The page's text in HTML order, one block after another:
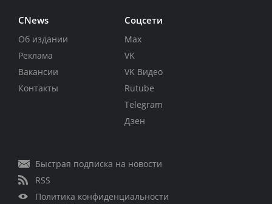
CNews
Об издании
Реклама
Вакансии
Контакты
Соцсети
Max
VK
VK Видео
Rutube
Telegram
Дзен
Быстрая подписка на новости
RSS
Политика конфиденциальности